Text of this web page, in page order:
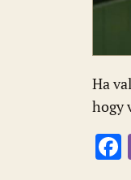
Ha
hogy